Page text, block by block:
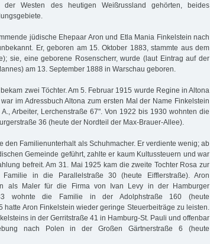
der Westen des heutigen Weißrussland gehörten, beides
jüdische Ehepaar Aron und Etla Mania Finkelstein nach
Er, geboren am 15. Oktober 1883, stammte aus dem
sie, eine geborene Rosenscherr, wurde (laut Eintrag auf der
am 13. September 1888 in Warschau geboren.
zwei Töchter. Am 5. Februar 1915 wurde Regine in Altona
im Adressbuch Altona zum ersten Mal der Name Finkelstein
Arbeiter, Lerchenstraße 67". Von 1922 bis 1930 wohnten die
36 (heute der Nordteil der Max-Brauer-Allee).
den Familienunterhalt als Schuhmacher. Er verdiente wenig; ab
Gemeinde geführt, zahlte er kaum Kultussteuern und war
befreit. Am 31. Mai 1925 kam die zweite Tochter Rosa zur
in die Parallelstraße 30 (heute Eifflerstraße). Aron
als Maler für die Firma von Ivan Levy in der Hamburger
wohnte die Familie in der Adolphstraße 160 (heute
hatte Aron Finkelstein wieder geringe Steuerbeiträge zu leisten.
in der Gerritstraße 41 in Hamburg-St. Pauli und offenbar
nach Polen in der Großen Gärtnerstraße 6 (heute